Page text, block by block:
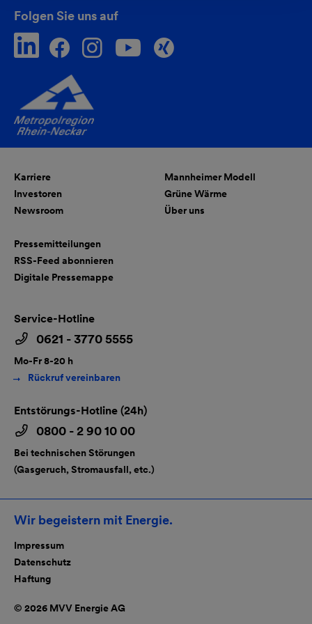
Folgen Sie uns auf
Karriere
Investoren
Newsroom
Mannheimer Modell
Grüne Wärme
Über uns
Pressemitteilungen
RSS-Feed abonnieren
Digitale Pressemappe
Service-Hotline
0621 - 3770 5555
Mo-Fr 8-20 h
Rückruf vereinbaren
Entstörungs-Hotline (24h)
0800 - 2 90 10 00
Bei technischen Störungen
(Gasgeruch, Stromausfall, etc.)
Wir begeistern mit Energie.
Impressum
Datenschutz
Haftung
© 2026 MVV Energie AG